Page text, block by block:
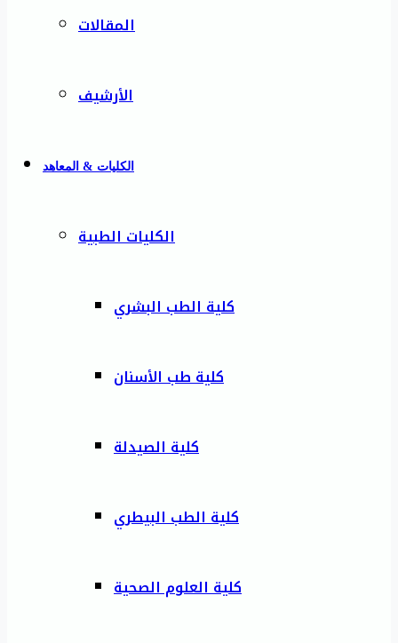
المقالات
الأرشيف
الكليات & المعاهد
الكليات الطبية
كلية الطب البشري
كلية طب الأسنان
كلية الصيدلة
كلية الطب البيطري
كلية العلوم الصحية